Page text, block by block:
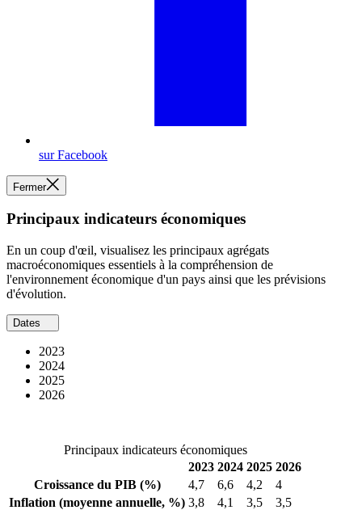
sur Facebook
Fermer
Principaux indicateurs économiques
En un coup d'œil, visualisez les principaux agrégats
macroéconomiques essentiels à la compréhension de
l'environnement économique d'un pays ainsi que les prévisions
d'évolution.
Dates
2023
2024
2025
2026
Principaux indicateurs économiques
2023 2024 2025 2026
Croissance du PIB (%) 4,7 6,6 4,2
4
Inflation (moyenne annuelle, %) 3,8 4,1 3,5
3,5